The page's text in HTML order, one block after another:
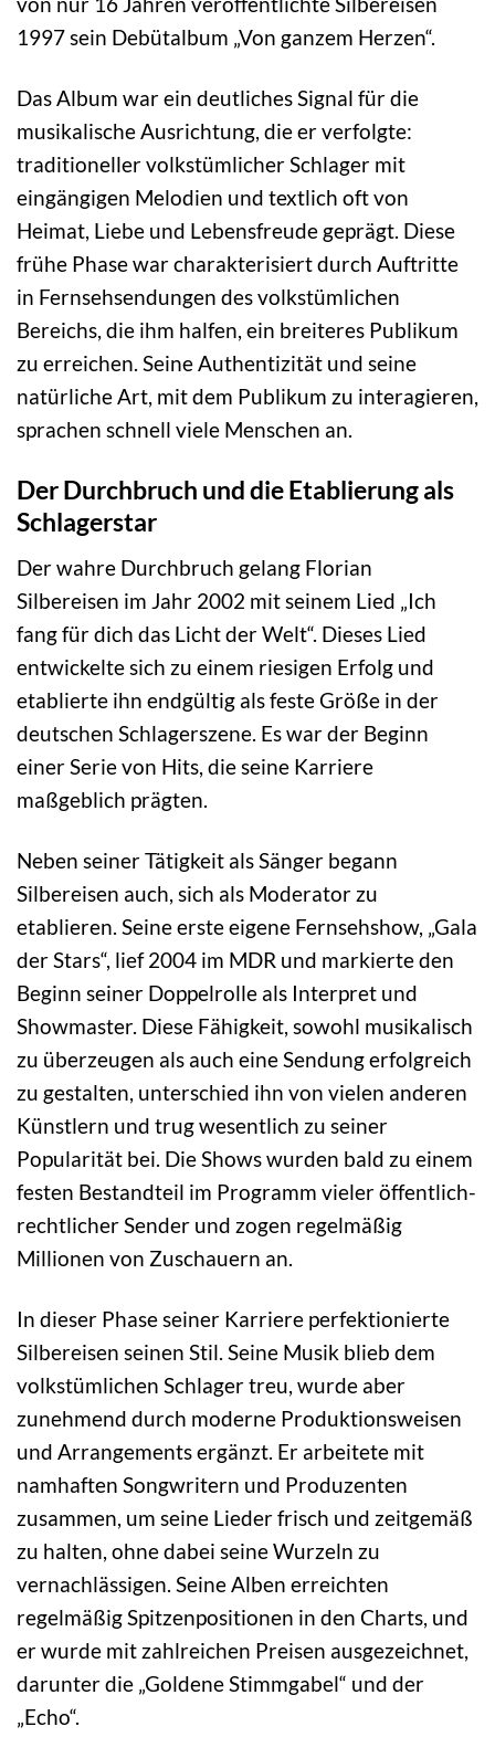
1997 sein Debütalbum „Von ganzem Herzen“.
Das Album war ein deutliches Signal für die
musikalische Ausrichtung, die er verfolgte:
traditioneller volkstümlicher Schlager mit
eingängigen Melodien und textlich oft von
Heimat, Liebe und Lebensfreude geprägt. Diese
frühe Phase war charakterisiert durch Auftritte
in Fernsehsendungen des volkstümlichen
Bereichs, die ihm halfen, ein breiteres Publikum
zu erreichen. Seine Authentizität und seine
natürliche Art, mit dem Publikum zu interagieren,
sprachen schnell viele Menschen an.
Der Durchbruch und die Etablierung als
Schlagerstar
Der wahre Durchbruch gelang Florian
Silbereisen im Jahr 2002 mit seinem Lied „Ich
fang für dich das Licht der Welt“. Dieses Lied
entwickelte sich zu einem riesigen Erfolg und
etablierte ihn endgültig als feste Größe in der
deutschen Schlagerszene. Es war der Beginn
einer Serie von Hits, die seine Karriere
maßgeblich prägten.
Neben seiner Tätigkeit als Sänger begann
Silbereisen auch, sich als Moderator zu
etablieren. Seine erste eigene Fernsehshow, „Gala
der Stars“, lief 2004 im MDR und markierte den
Beginn seiner Doppelrolle als Interpret und
Showmaster. Diese Fähigkeit, sowohl musikalisch
zu überzeugen als auch eine Sendung erfolgreich
zu gestalten, unterschied ihn von vielen anderen
Künstlern und trug wesentlich zu seiner
Popularität bei. Die Shows wurden bald zu einem
festen Bestandteil im Programm vieler öffentlich-
rechtlicher Sender und zogen regelmäßig
Millionen von Zuschauern an.
In dieser Phase seiner Karriere perfektionierte
Silbereisen seinen Stil. Seine Musik blieb dem
volkstümlichen Schlager treu, wurde aber
zunehmend durch moderne Produktionsweisen
und Arrangements ergänzt. Er arbeitete mit
namhaften Songwritern und Produzenten
zusammen, um seine Lieder frisch und zeitgemäß
zu halten, ohne dabei seine Wurzeln zu
vernachlässigen. Seine Alben erreichten
regelmäßig Spitzenpositionen in den Charts, und
er wurde mit zahlreichen Preisen ausgezeichnet,
darunter die „Goldene Stimmgabel“ und der
„Echo“.